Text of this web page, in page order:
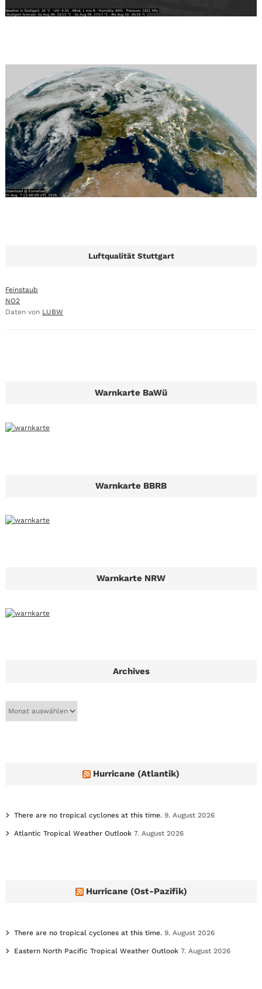
Luftqualität Stuttgart
Feinstaub
NO2
Daten von LUBW
Warnkarte BaWü
Warnkarte BBRB
Warnkarte NRW
Archives
Hurricane (Atlantik)
There are no tropical cyclones at this time. 9. August 2026
Atlantic Tropical Weather Outlook 7. August 2026
Hurricane (Ost-Pazifik)
There are no tropical cyclones at this time. 9. August 2026
Eastern North Pacific Tropical Weather Outlook 7. August 2026